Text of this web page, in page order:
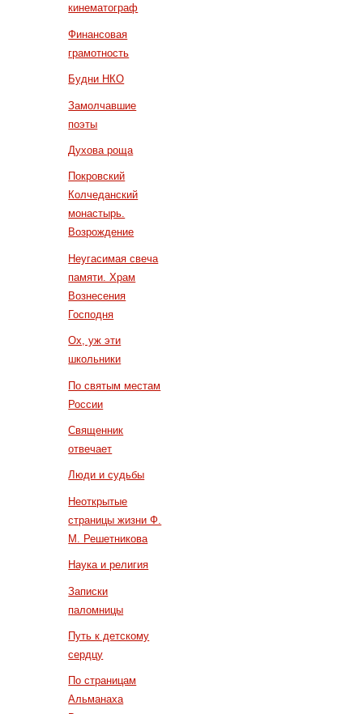
кинематограф
Финансовая
грамотность
Будни НКО
Замолчавшие
поэты
Духова роща
Покровский
Колчеданский
монастырь.
Возрождение
Неугасимая свеча
памяти. Храм
Вознесения
Господня
Ох, уж эти
школьники
По святым местам
России
Священник
отвечает
Люди и судьбы
Неоткрытые
страницы жизни Ф.
М. Решетникова
Наука и религия
Записки
паломницы
Путь к детскому
сердцу
По страницам
Альманаха